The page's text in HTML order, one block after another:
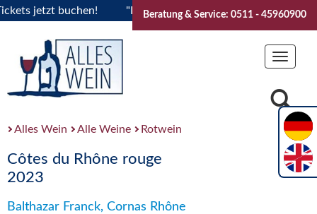
jetzt buchen! "Das Sommerfest 2026" Vive la
Beratung & Service: 0511 - 45960900
Toggle
Alles Wein Alle Weine Rotwein
Côtes du Rhône rouge
2023
Balthazar Franck, Cornas Rhône